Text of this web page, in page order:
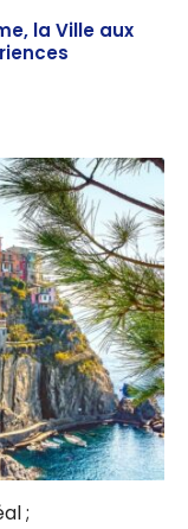
la Ville aux
;